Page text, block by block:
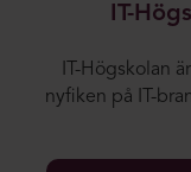
IT-
IT-Högskolan
nyfiken på IT-